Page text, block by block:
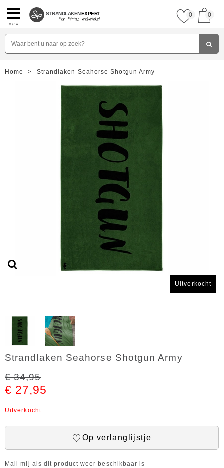
Menu
STRANDLAKENEXPERT 0 0
Home > Strandlaken Seahorse Shotgun Army
Uitverkocht
Strandlaken Seahorse Shotgun Army
€ 34,95
€ 27,95
Uitverkocht
Op verlanglijstje
Mail mij als dit product weer beschikbaar is